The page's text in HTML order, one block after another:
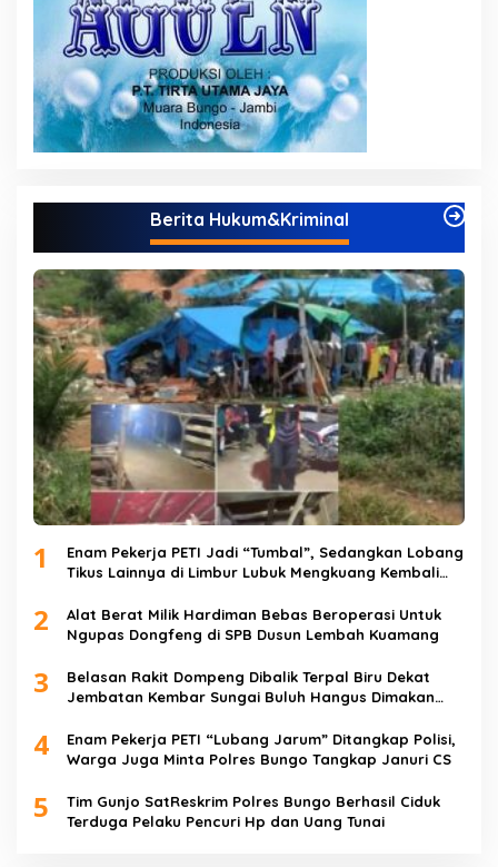
Berita Hukum&Kriminal
1
Enam Pekerja PETI Jadi “Tumbal”, Sedangkan Lobang
Tikus Lainnya di Limbur Lubuk Mengkuang Kembali
2
Alat Berat Milik Hardiman Bebas Beroperasi Untuk
Ngupas Dongfeng di SPB Dusun Lembah Kuamang
3
Belasan Rakit Dompeng Dibalik Terpal Biru Dekat
Jembatan Kembar Sungai Buluh Hangus Dimakan
4
Enam Pekerja PETI “Lubang Jarum” Ditangkap Polisi,
Warga Juga Minta Polres Bungo Tangkap Januri CS
5
Tim Gunjo SatReskrim Polres Bungo Berhasil Ciduk
Terduga Pelaku Pencuri Hp dan Uang Tunai